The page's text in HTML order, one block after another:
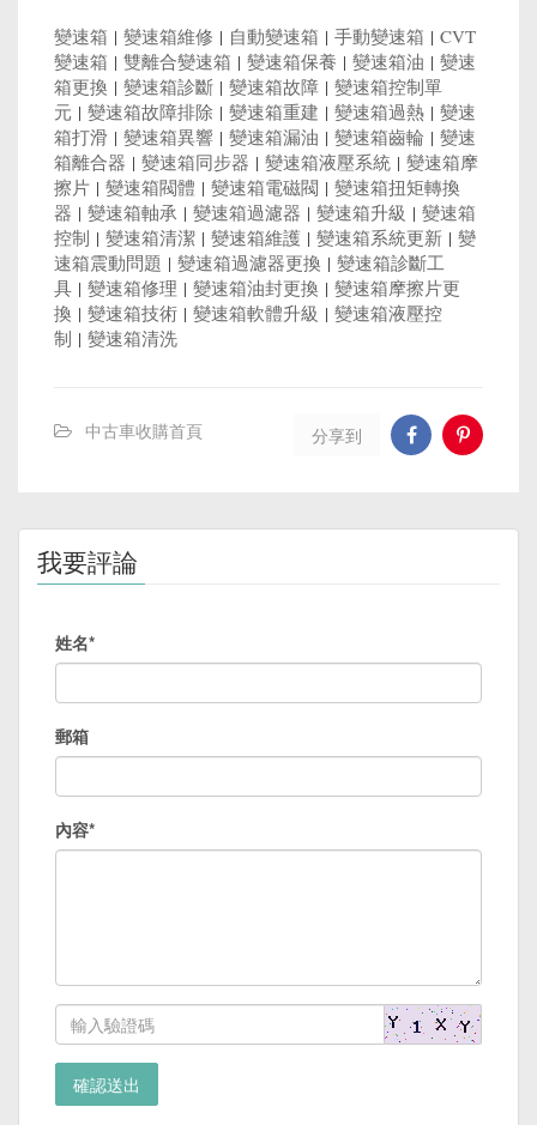
變速箱 | 變速箱維修 | 自動變速箱 | 手動變速箱 | CVT
變速箱 | 雙離合變速箱 | 變速箱保養 | 變速箱油 | 變速
箱更換 | 變速箱診斷 | 變速箱故障 | 變速箱控制單
元 | 變速箱故障排除 | 變速箱重建 | 變速箱過熱 | 變速
箱打滑 | 變速箱異響 | 變速箱漏油 | 變速箱齒輪 | 變速
箱離合器 | 變速箱同步器 | 變速箱液壓系統 | 變速箱摩
擦片 | 變速箱閥體 | 變速箱電磁閥 | 變速箱扭矩轉換
器 | 變速箱軸承 | 變速箱過濾器 | 變速箱升級 | 變速箱
控制 | 變速箱清潔 | 變速箱維護 | 變速箱系統更新 | 變
速箱震動問題 | 變速箱過濾器更換 | 變速箱診斷工
具 | 變速箱修理 | 變速箱油封更換 | 變速箱摩擦片更
換 | 變速箱技術 | 變速箱軟體升級 | 變速箱液壓控
制 | 變速箱清洗
中古車收購首頁 分享到
我要評論
姓名*
郵箱
內容*
確認送出